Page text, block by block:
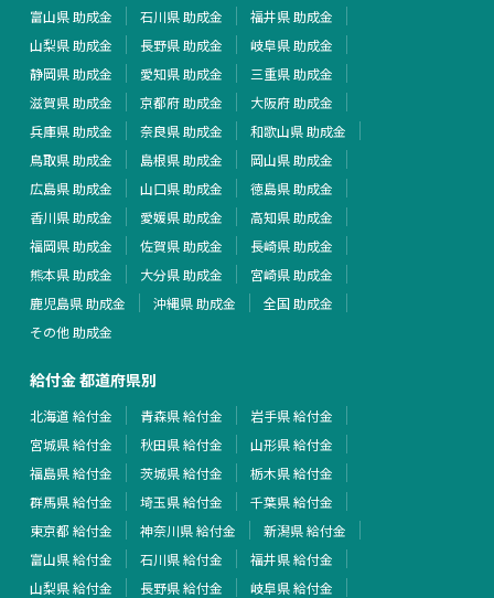
富山県 助成金
石川県 助成金
福井県 助成金
山梨県 助成金
長野県 助成金
岐阜県 助成金
静岡県 助成金
愛知県 助成金
三重県 助成金
滋賀県 助成金
京都府 助成金
大阪府 助成金
兵庫県 助成金
奈良県 助成金
和歌山県 助成金
鳥取県 助成金
島根県 助成金
岡山県 助成金
広島県 助成金
山口県 助成金
徳島県 助成金
香川県 助成金
愛媛県 助成金
高知県 助成金
福岡県 助成金
佐賀県 助成金
長崎県 助成金
熊本県 助成金
大分県 助成金
宮崎県 助成金
鹿児島県 助成金
沖縄県 助成金
全国 助成金
その他 助成金
給付金 都道府県別
北海道 給付金 青森県 給付金
岩手県 給付金
宮城県 給付金
秋田県 給付金
山形県 給付金
福島県 給付金
茨城県 給付金
栃木県 給付金
群馬県 給付金
埼玉県 給付金
千葉県 給付金
東京都 給付金
神奈川県 給付金
新潟県 給付金
富山県 給付金
石川県 給付金
福井県 給付金
山梨県 給付金
長野県 給付金
岐阜県 給付金